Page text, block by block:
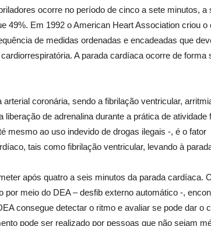
ocorre no período de cinco a sete minutos, a
49%. Em 1992 o American Heart Association criou o
de medidas ordenadas e encadeadas que
A parada cardíaca ocorre de forma
coronária, sendo a fibrilação ventricular,
de adrenalina durante a prática de atividade
mesmo ao uso indevido de drogas ilegais -, é o fator
tais como fibrilação ventricular, levando à
após quatro a seis minutos da parada cardíaca.
por meio do DEA – desfib externo automático -,
consegue detectar o ritmo e avaliar se pode dar o
pode ser realizado por pessoas que não sejam